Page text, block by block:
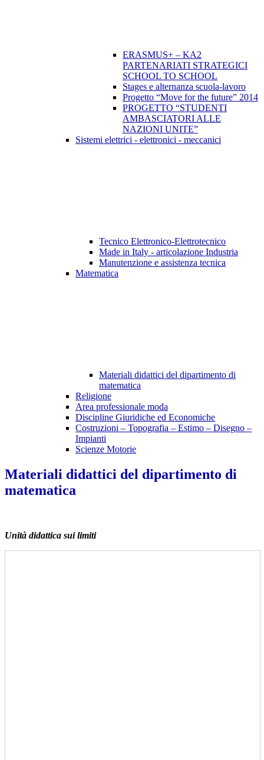
ERASMUS+ – KA2
PARTENARIATI STRATEGICI
SCHOOL TO SCHOOL
Stages e alternanza scuola-lavoro
Progetto “Move for the future” 2014
PROGETTO “STUDENTI
AMBASCIATORI ALLE
NAZIONI UNITE”
Sistemi elettrici - elettronici - meccanici
Tecnico Elettronico-Elettrotecnico
Made in Italy - articolazione Industria
Manutenzione e assistenza tecnica
Matematica
Materiali didattici del dipartimento di
matematica
Religione
Area professionale moda
Discipline Giuridiche ed Economiche
Costruzioni – Topografia – Estimo – Disegno –
Impianti
Scienze Motorie
Materiali didattici del dipartimento di
matematica
Unità didattica sui limiti